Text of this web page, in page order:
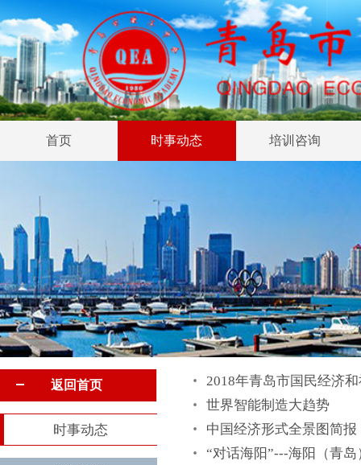
首页 时事动态 培训咨询
返回首页
时事动态
2018年青岛市国民经济
世界智能制造大趋势
中国经济形式全景图简报
“对话海阳”---海阳（青